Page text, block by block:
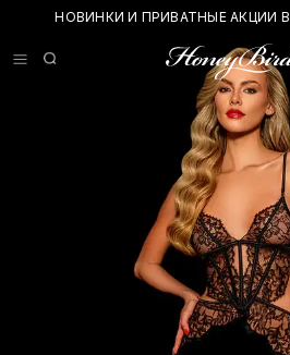
НОВИНКИ И ПРИВАТНЫЕ АКЦИИ В